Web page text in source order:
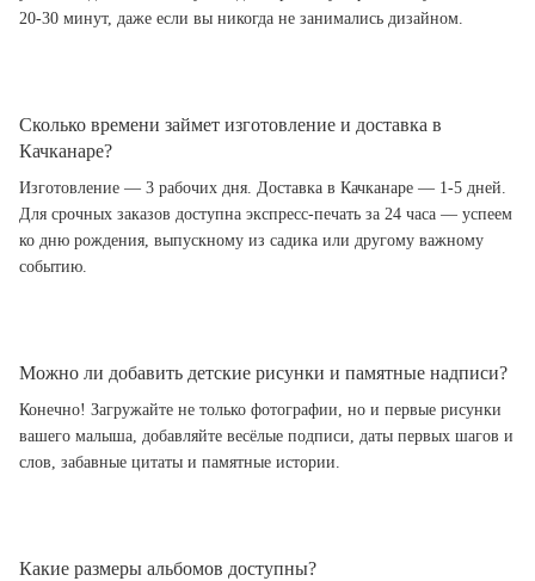
20-30 минут, даже если вы никогда не занимались дизайном.
Сколько времени займет изготовление и доставка в
Качканаре?
Изготовление — 3 рабочих дня. Доставка в Качканаре — 1-5 дней.
Для срочных заказов доступна экспресс-печать за 24 часа — успеем
ко дню рождения, выпускному из садика или другому важному
событию.
Можно ли добавить детские рисунки и памятные надписи?
Конечно! Загружайте не только фотографии, но и первые рисунки
вашего малыша, добавляйте весёлые подписи, даты первых шагов и
слов, забавные цитаты и памятные истории.
Какие размеры альбомов доступны?